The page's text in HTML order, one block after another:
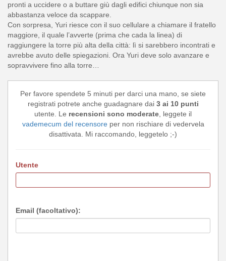
pronti a uccidere o a buttare giù dagli edifici chiunque non sia
abbastanza veloce da scappare.
Con sorpresa, Yuri riesce con il suo cellulare a chiamare il fratello
maggiore, il quale l’avverte (prima che cada la linea) di
raggiungere la torre più alta della città: lì si sarebbero incontrati e
avrebbe avuto delle spiegazioni. Ora Yuri deve solo avanzare e
sopravvivere fino alla torre…
Per favore spendete 5 minuti per darci una mano, se siete
registrati potrete anche guadagnare dai 3 ai 10 punti
utente. Le recensioni sono moderate , leggete il
vademecum del recensoreper non rischiare di vedervela
disattivata. Mi raccomando, leggetelo ;-)
Utente
Email (facoltativo):